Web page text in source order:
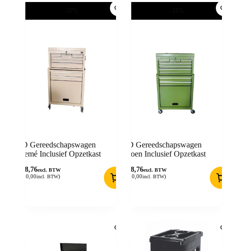
BD Gereedschapswagen
Cremé Inclusief Opzetkast
148,76excl. BTW
180,00incl. BTW)
BD Gereedschapswagen
Groen Inclusief Opzetkast
148,76excl. BTW
180,00incl. BTW)